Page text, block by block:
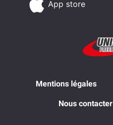
App store
Mentions légales
Nous contacter